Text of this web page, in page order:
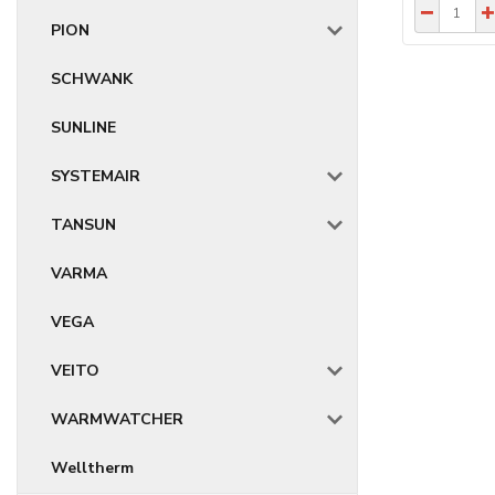
PION
SCHWANK
SUNLINE
SYSTEMAIR
TANSUN
VARMA
VEGA
VEITO
WARMWATCHER
Welltherm